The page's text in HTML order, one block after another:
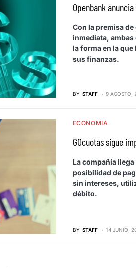
Openbank
Con la premisa
inmediata,
la forma en la
sus finanzas.
BY STAFF 9 AGOSTO,
ECONOMIA
GOcuotas sigue
La compañía
posibilidad de
sin intereses,
débito.
BY STAFF 14 JUNIO,